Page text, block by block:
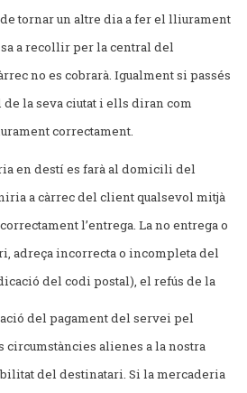
tornar un altre dia a fer el lliurament
a recollir per la central del
no es cobrarà. Igualment si passés
de la seva ciutat i ells diran com
correctament.
en destí es farà al domicili del
a càrrec del client qualsevol mitjà
l’entrega. La no entrega o
adreça incorrecta o incompleta del
del codi postal), el refús de la
del pagament del servei pel
circumstàncies alienes a la nostra
del destinatari. Si la mercaderia